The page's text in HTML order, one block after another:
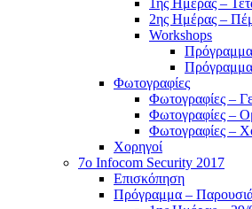
1ης Ημέρας –
2ης Ημέρας –
Workshops
Φωτογραφίες
Φωτογραφίες –
Φωτογραφίες –
Φωτογραφίες –
Χορηγοί
7o Infocom Security 2017
Επισκόπηση
Πρόγραμμα –